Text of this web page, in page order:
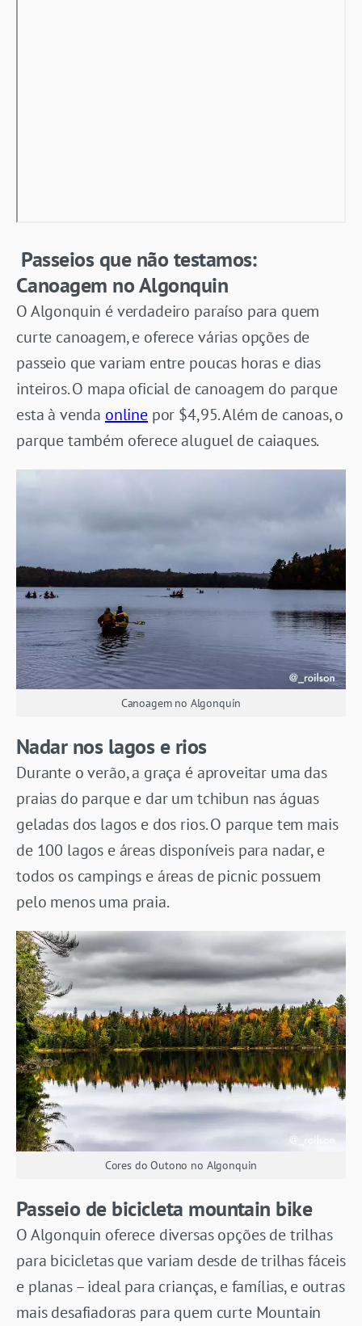
Passeios que não testamos:
Canoagem no Algonquin
O Algonquin é verdadeiro paraíso para quem
curte canoagem, e oferece várias opções de
passeio que variam entre poucas horas e dias
inteiros. O mapa oficial de canoagem do parque
esta à venda onlinepor $4,95. Além de canoas, o
parque também oferece aluguel de caiaques.
Canoagem no Algonquin
Nadar nos lagos e rios
Durante o verão, a graça é aproveitar uma das
praias do parque e dar um tchibun nas águas
geladas dos lagos e dos rios. O parque tem mais
de 100 lagos e áreas disponíveis para nadar, e
todos os campings e áreas de picnic possuem
pelo menos uma praia.
Cores do Outono no Algonquin
Passeio de bicicleta mountain bike
O Algonquin oferece diversas opções de trilhas
para bicicletas que variam desde de trilhas fáceis
e planas – ideal para crianças, e famílias, e outras
mais desafiadoras para quem curte Mountain